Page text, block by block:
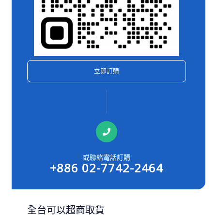
立即訂購
或聯絡電話訂購
+886 02-7742-2464
全台可以超商取貨